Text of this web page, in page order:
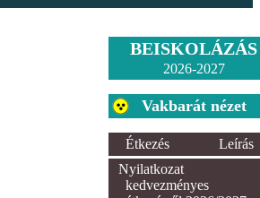
BEISKOLÁZÁS
2026-2027
Vakbarát nézet
Étkezés
Leírás
Nyilatkozat
kedvezményes